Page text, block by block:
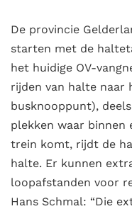
De provincie
starten met de
het huidige OV-
rijden van halte naar
busknooppunt),
plekken waar binnen
trein komt, rijdt de
halte. Er kunnen
loopafstanden voor
Hans Schmal: “Die